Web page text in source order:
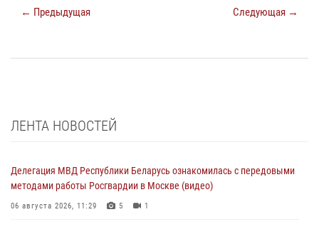
← Предыдущая Следующая →
ЛЕНТА НОВОСТЕЙ
Делегация МВД Республики Беларусь ознакомилась с передовыми
методами работы Росгвардии в Москве (видео)
06 августа 2026, 11:29 5 1